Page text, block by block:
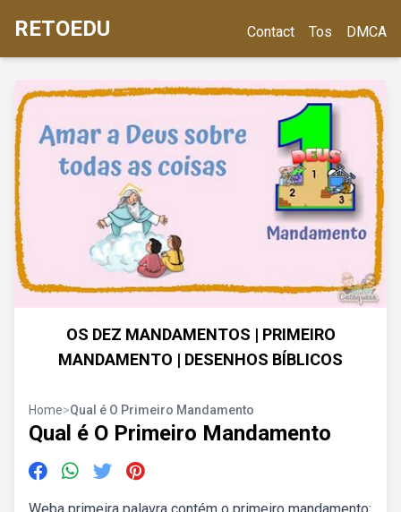
RETOEDU Contact Tos DMCA
OS DEZ MANDAMENTOS | PRIMEIRO
MANDAMENTO | DESENHOS BÍBLICOS
Home>Qual é O Primeiro Mandamento
Qual é O Primeiro Mandamento